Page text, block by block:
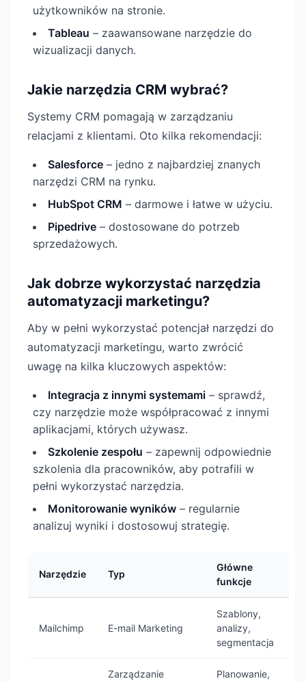
użytkowników na stronie.
Tableau – zaawansowane narzędzie do
wizualizacji danych.
Jakie narzędzia CRM wybrać?
Systemy CRM pomagają w zarządzaniu
relacjami z klientami. Oto kilka rekomendacji:
Salesforce – jedno z najbardziej znanych
narzędzi CRM na rynku.
HubSpot CRM – darmowe i łatwe w użyciu.
Pipedrive – dostosowane do potrzeb
sprzedażowych.
Jak dobrze wykorzystać narzędzia
automatyzacji marketingu?
Aby w pełni wykorzystać potencjał narzędzi do
automatyzacji marketingu, warto zwrócić
uwagę na kilka kluczowych aspektów:
Integracja z innymi systemami – sprawdź,
czy narzędzie może współpracować z innymi
aplikacjami, których używasz.
Szkolenie zespołu – zapewnij odpowiednie
szkolenia dla pracowników, aby potrafili w
pełni wykorzystać narzędzia.
Monitorowanie wyników – regularnie
analizuj wyniki i dostosowuj strategię.
Narzędzie Typ
Główne
funkcje
Mailchimp E-mail Marketing
Szablony,
analizy,
segmentacja
Zarządzanie
Planowanie,